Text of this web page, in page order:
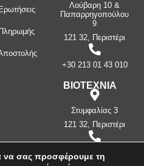
Λούβαρη 10 &
Παπαρρηγοπούλου
9
121 32, Περιστέρι
+30 213 01 43 010
ΒΙΟΤΕΧΝΙΑ
Στυμφαλίας 3
121 32, Περιστέρι
397
να σας προσφέρουμε τη